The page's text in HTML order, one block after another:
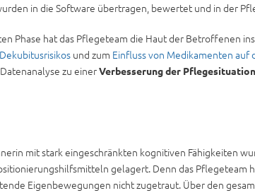
in die Software übertragen, bewertet und in der
Phase hat das Pflegeteam die Haut der Betroffenen
und zum Einfluss von Medikamenten
zu einerVerbesserung der Pflegesituation
mit stark eingeschränkten kognitiven Fähigkeiten
gelagert. Denn das Pflegeteam
Eigenbewegungen nicht zugetraut. Über den